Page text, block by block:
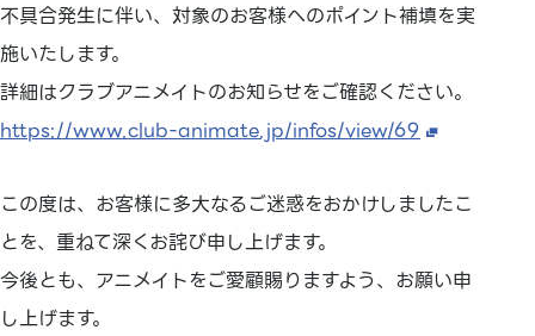
不具合発生に伴い、対象のお客様へのポイント補填を実
施いたします。
詳細はクラブアニメイトのお知らせをご確認ください。
https://www.club-animate.jp/infos/view/69
この度は、お客様に多大なるご迷惑をおかけしましたこ
とを、重ねて深くお詫び申し上げます。
今後とも、アニメイトをご愛顧賜りますよう、お願い申
し上げます。